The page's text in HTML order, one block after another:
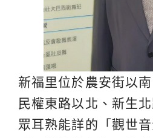
新福里位於農安街以
民權東路以北、新生
眾耳熟能詳的「觀世